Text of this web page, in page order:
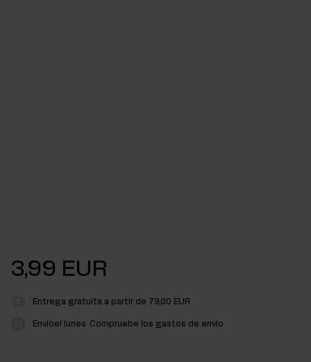
3,99 EUR
Entrega gratuita a partir de 79,00 EUR
Envíoel lunes Compruebe los gastos de envío